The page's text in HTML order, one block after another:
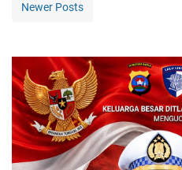
Newer Posts